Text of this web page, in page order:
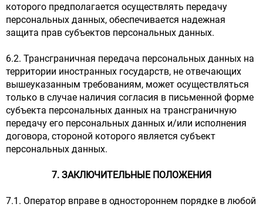
которого предполагается осуществлять передачу
персональных данных, обеспечивается надежная
защита прав субъектов персональных данных.
6.2. Трансграничная передача персональных данных на
территории иностранных государств, не отвечающих
вышеуказанным требованиям, может осуществляться
только в случае наличия согласия в письменной форме
субъекта персональных данных на трансграничную
передачу его персональных данных и/или исполнения
договора, стороной которого является субъект
персональных данных.
7. ЗАКЛЮЧИТЕЛЬНЫЕ ПОЛОЖЕНИЯ
7.1. Оператор вправе в одностороннем порядке в любой